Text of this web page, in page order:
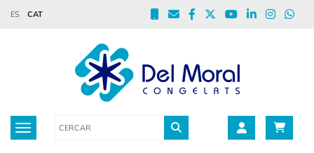
ES CAT
Toggle navigation